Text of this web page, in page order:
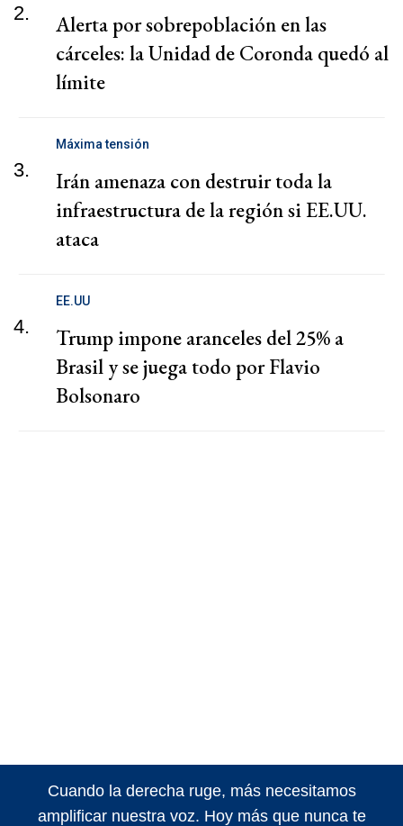
2.
Alerta por sobrepoblación en las
cárceles: la Unidad de Coronda quedó al
límite
3.
Máxima tensión
Irán amenaza con destruir toda la
infraestructura de la región si EE.UU.
ataca
4.
EE.UU
Trump impone aranceles del 25% a
Brasil y se juega todo por Flavio
Bolsonaro
Cuando la derecha ruge, más necesitamos
amplificar nuestra voz. Hoy más que nunca te